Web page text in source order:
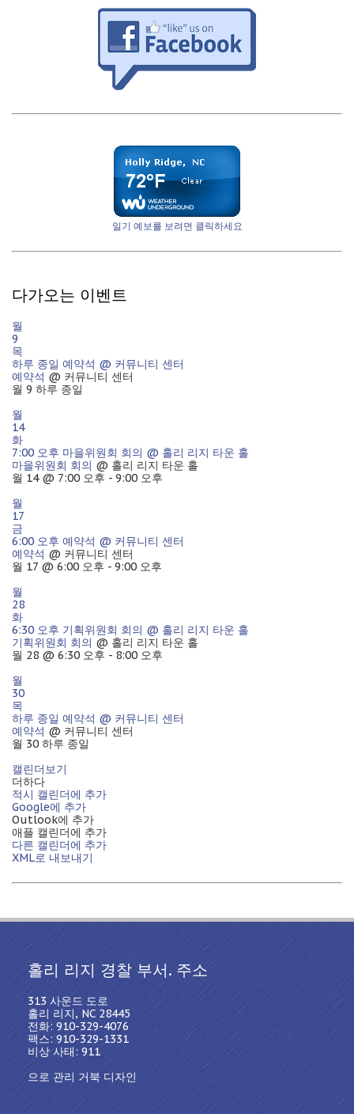
일기 예보를 보려면 클릭하세요
다가오는 이벤트
월
9
목
하루 종일예약석 @ 커뮤니티 센터
예약석 @ 커뮤니티 센터
월 9하루 종일
월
14
화
7:00 오후 마을위원회 회의 @ 홀리 리지 타운 홀
마을위원회 회의 @ 홀리 리지 타운 홀
월 14 @ 7:00 오후 - 9:00 오후
월
17
금
6:00 오후예약석 @ 커뮤니티 센터
예약석 @ 커뮤니티 센터
월 17 @ 6:00 오후 - 9:00 오후
월
28
화
6:30 오후 기획위원회 회의 @ 홀리 리지 타운 홀
기획위원회 회의 @ 홀리 리지 타운 홀
월 28 @ 6:30 오후 - 8:00 오후
월
30
목
하루 종일예약석 @ 커뮤니티 센터
예약석 @ 커뮤니티 센터
월 30하루 종일
캘린더보기
더하다
적시 캘린더에 추가
Google에 추가
Outlook에 추가
애플 캘린더에 추가
다른 캘린더에 추가
XML로 내보내기
홀리 리지 경찰 부서. 주소
313 사운드 도로
홀리 리지, NC 28445
전화: 910-329-4076
팩스: 910-329-1331
비상 사태: 911
으로 관리 거북 디자인